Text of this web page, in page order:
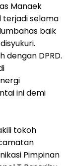
Manaek
terjadi selama
baik
dengan DPRD.
ini demi
tokoh
Pimpinan